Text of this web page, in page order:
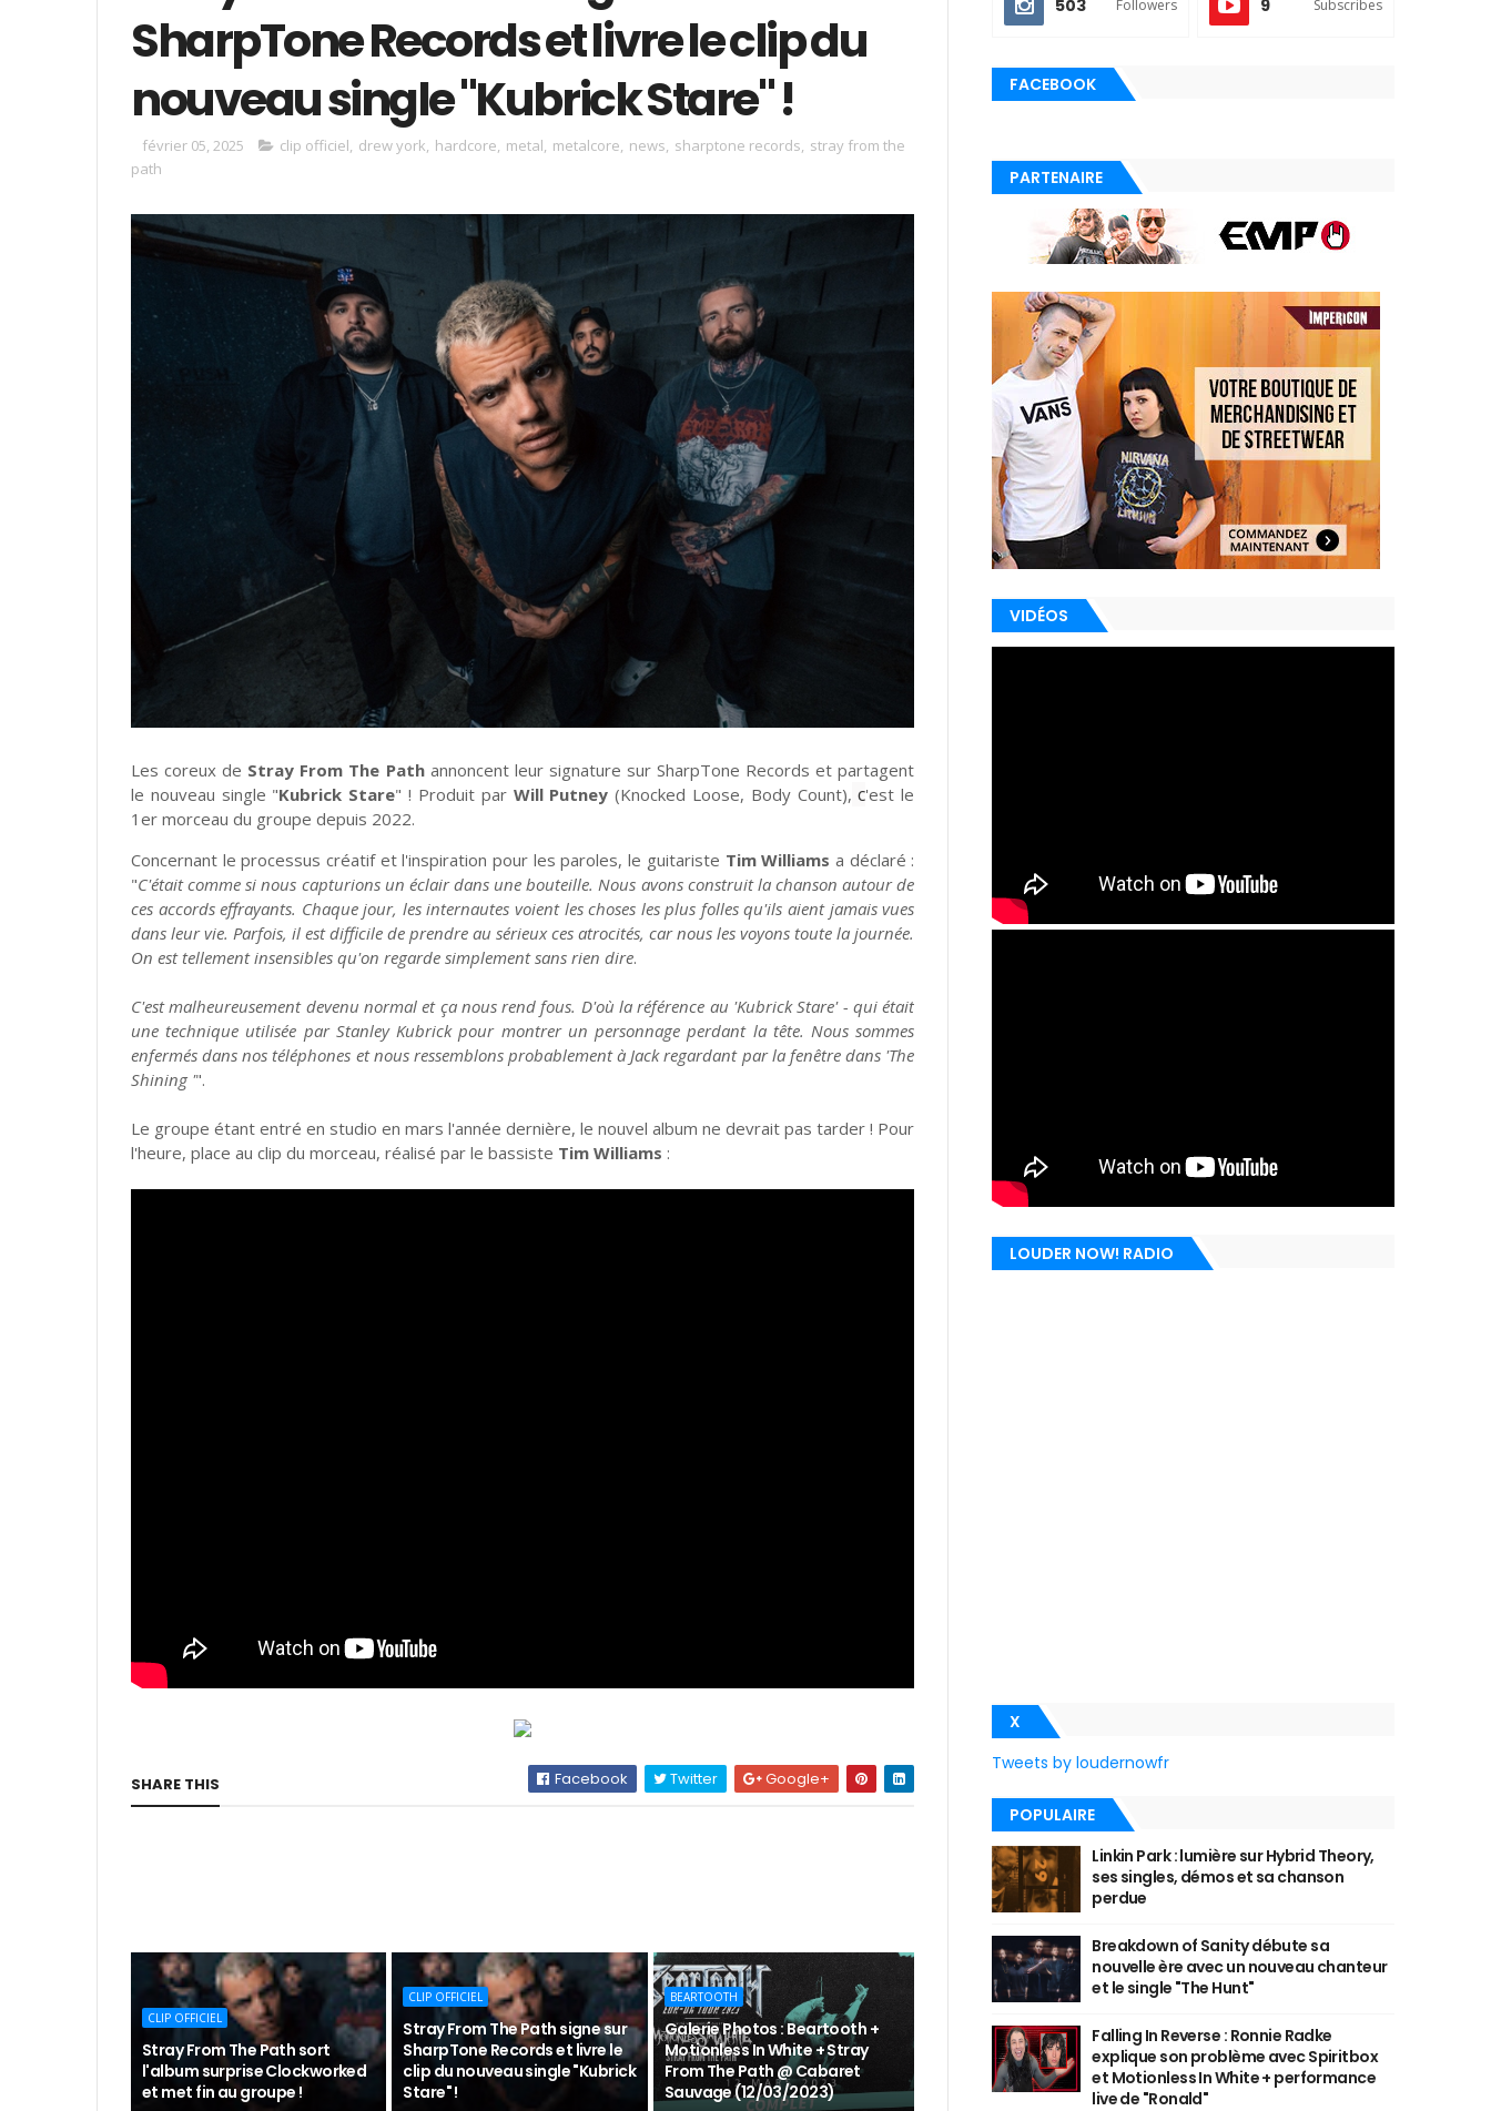
SharpTone Records et livre le clip du
nouveau single "Kubrick Stare" !
février 05, 2025 clip officiel, drew york, hardcore, metal, metalcore, news, sharptone records, stray from the
path
Les coreux de Stray From The Pathannoncent leur signature sur SharpTone Records et partagent
le nouveau single "Kubrick Stare" ! Produit par Will Putney (Knocked Loose, Body Count), c'est le
1er morceau du groupe depuis 2022.
Concernant le processus créatif et l'inspiration pour les paroles, le guitariste Tim Williams a déclaré :
"C'était comme si nous capturions un éclair dans une bouteille. Nous avons construit la chanson autour de
ces accords effrayants. Chaque jour, les internautes voient les choses les plus folles qu'ils aient jamais vues
dans leur vie. Parfois, il est difficile de prendre au sérieux ces atrocités, car nous les voyons toute la journée.
On est tellement insensibles qu'on regarde simplement sans rien dire.
C'est malheureusement devenu normal et ça nous rend fous. D'où la référence au 'Kubrick Stare' - qui était
une technique utilisée par Stanley Kubrick pour montrer un personnage perdant la tête. Nous sommes
enfermés dans nos téléphones et nous ressemblons probablement à Jack regardant par la fenêtre dans 'The
Shining '".
Le groupe étant entré en studio en mars l'année dernière, le nouvel album ne devrait pas tarder ! Pour
l'heure, place au clip du morceau, réalisé par le bassiste Tim Williams :
SHARE THIS Facebook Twitter Google+
CLIP OFFICIEL
Stray From The Path sort
l'album surprise Clockworked
et met fin au groupe !
CLIP OFFICIEL
Stray From The Path signe sur
SharpTone Records et livre le
clip du nouveau single "Kubrick
Stare" !
BEARTOOTH
Galerie Photos : Beartooth +
Motionless In White + Stray
From The Path @ Cabaret
Sauvage (12/03/2023)
503 Followers 9 Subscribes
FACEBOOK
PARTENAIRE
VIDÉOS
LOUDER NOW! RADIO
X
Tweets by loudernowfr
POPULAIRE
Linkin Park : lumière sur Hybrid Theory,
ses singles, démos et sa chanson
perdue
Breakdown of Sanity débute sa
nouvelle ère avec un nouveau chanteur
et le single "The Hunt"
Falling In Reverse : Ronnie Radke
explique son problème avec Spiritbox
et Motionless In White + performance
live de "Ronald"